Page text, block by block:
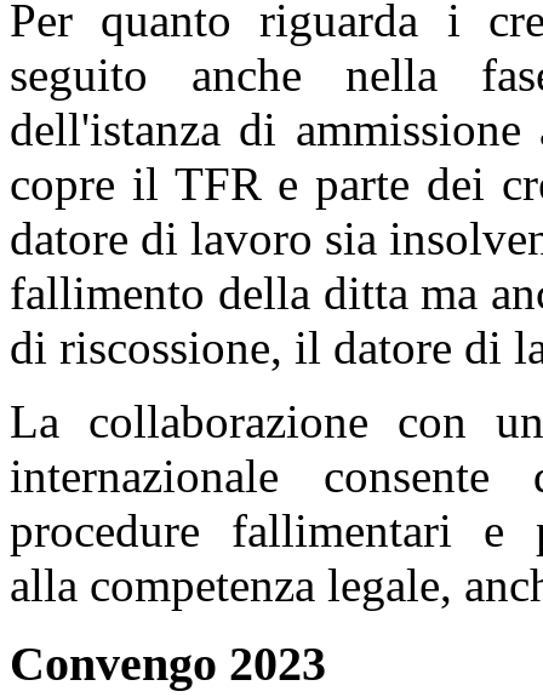
Per quanto riguarda i
seguito anche nella
dell'istanza di
copre il TFR e parte dei
datore di lavoro sia
fallimento della ditta ma
di riscossione, il datore di
La collaborazione con
internazionale
procedure fallimentari e
alla competenza legale,
Convengo 2023